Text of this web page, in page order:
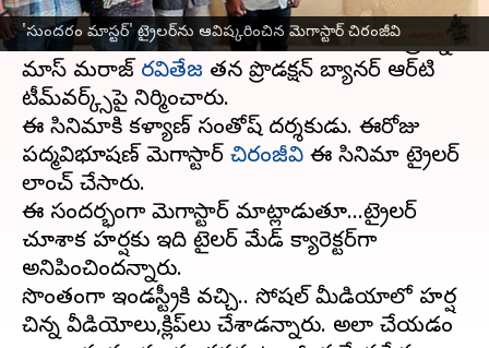
'సుందరం మాస్టర్‌' ట్రైలర్‌ను ఆవిష్కరించిన మెగాస్టార్‌ చిరంజీవి
హాస్యనటుడు హర్ష చెముడుసుందరం మాస్టర్
సినిమాలో కథానాయకుడిగా నటించారు. ఈ చిత్రాన్ని
మాస్ మహారాజ్ రవితేజ తన ప్రొడక్షన్ బ్యానర్ ఆర్‌టి
టీమ్‌వర్క్స్‌పై నిర్మించారు.
ఈ సినిమాకి కళ్యాణ్ సంతోష్ దర్శకుడు. ఈరోజు
పద్మవిభూషణ్ మెగాస్టార్ చిరంజీవి ఈ సినిమా ట్రైలర్
లాంచ్ చేసారు.
ఈ సందర్భంగా మెగాస్టార్‌ మాట్లాడుతూ...ట్రైలర్‌
చూశాక హర్షకు ఇది టైలర్‌ మేడ్‌ క్యారెక్టర్‌గా
అనిపించిందన్నారు.
సొంతంగా ఇండస్ట్రీకి వచ్చి.. సోషల్ మీడియాలో హర్ష
చిన్న వీడియోలు,క్లిప్‌లు చేశాడన్నారు. అలా చేయడం